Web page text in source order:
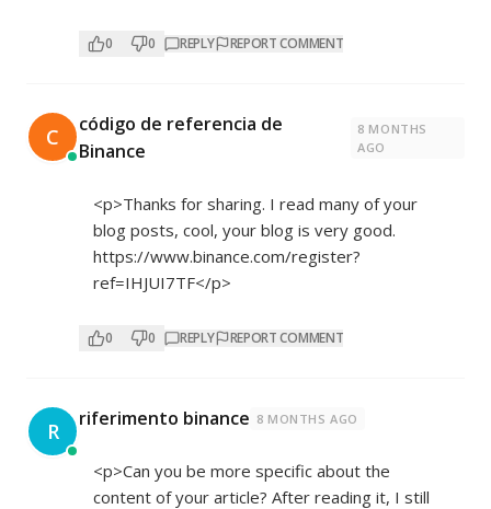
0 0 REPLY REPORT COMMENT
C
código de referencia de
Binance
8 MONTHS
AGO
<p>Thanks for sharing. I read many of your
blog posts, cool, your blog is very good.
https://www.binance.com/register?
ref=IHJUI7TF</p>
0 0 REPLY REPORT COMMENT
R riferimento binance 8 MONTHS AGO
<p>Can you be more specific about the
content of your article? After reading it, I still